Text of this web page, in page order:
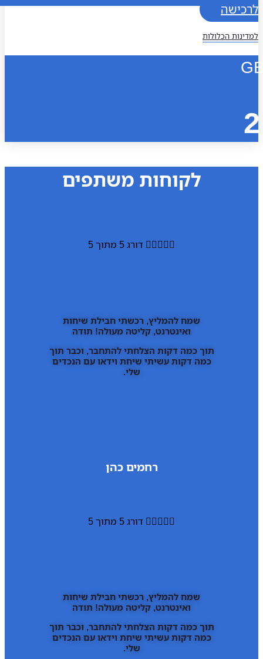
הכלולות
לקוחות משתפים
 דורג 5 מתוך 5
שמח להמליץ, רכשתי חבילת שיחות
ואינטרנט, קליטה מעולה! תודה
תוך כמה דקות הצלחתי להתחבר, וכבר תוך
כמה דקות עשיתי שיחת וידאו עם הנכדים
שלי.
רחמים כהן
 דורג 5 מתוך 5
שמח להמליץ, רכשתי חבילת שיחות
ואינטרנט, קליטה מעולה! תודה
תוך כמה דקות הצלחתי להתחבר, וכבר תוך
כמה דקות עשיתי שיחת וידאו עם הנכדים
שלי.